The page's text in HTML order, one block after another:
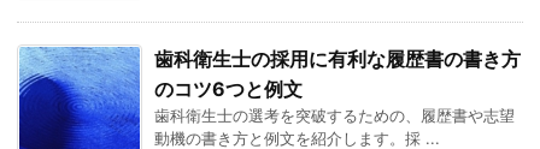
歯科衛生士の採用に有利な履歴書の書き方
のコツ6つと例文
歯科衛生士の選考を突破するための、履歴書や志望
動機の書き方と例文を紹介します。採 ...